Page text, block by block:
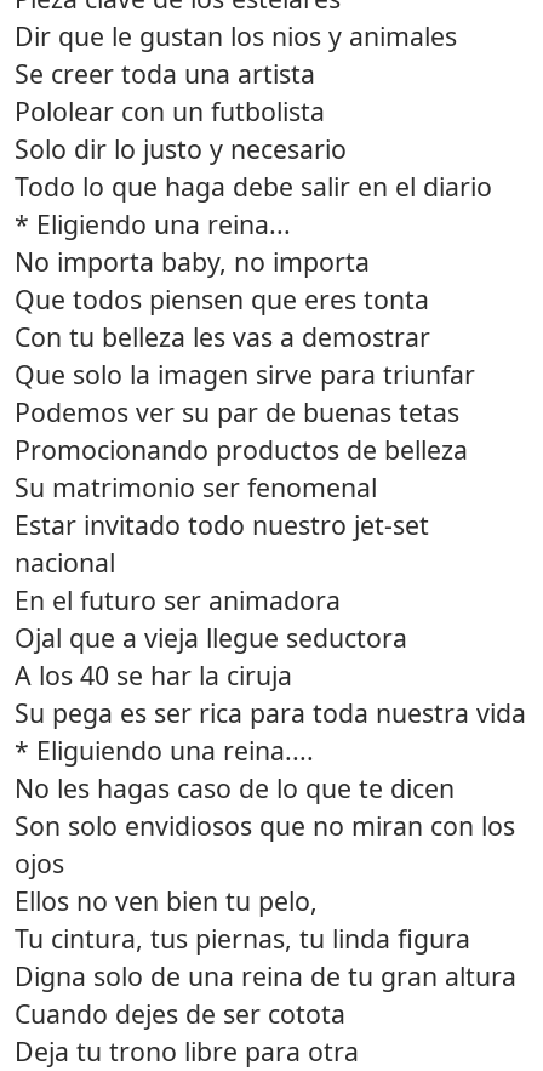
Dir que le gustan los nios y animales
Se creer toda una artista
Pololear con un futbolista
Solo dir lo justo y necesario
Todo lo que haga debe salir en el diario
* Eligiendo una reina...
No importa baby, no importa
Que todos piensen que eres tonta
Con tu belleza les vas a demostrar
Que solo la imagen sirve para triunfar
Podemos ver su par de buenas tetas
Promocionando productos de belleza
Su matrimonio ser fenomenal
Estar invitado todo nuestro jet-set
nacional
En el futuro ser animadora
Ojal que a vieja llegue seductora
A los 40 se har la ciruja
Su pega es ser rica para toda nuestra vida
* Eliguiendo una reina....
No les hagas caso de lo que te dicen
Son solo envidiosos que no miran con los
ojos
Ellos no ven bien tu pelo,
Tu cintura, tus piernas, tu linda figura
Digna solo de una reina de tu gran altura
Cuando dejes de ser cotota
Deja tu trono libre para otra